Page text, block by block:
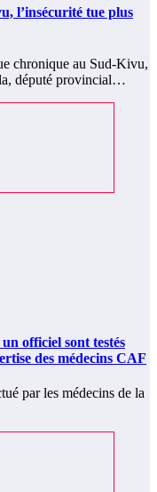
l’insécurité tue plus
chronique au Sud-Kivu,
député provincial…
officiel sont testés
des médecins CAF
par les médecins de la